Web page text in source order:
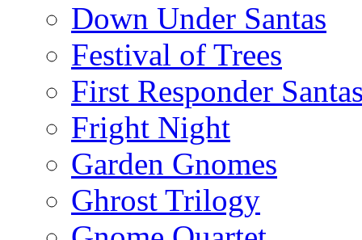
Down Under Santas
Festival of Trees
First Responder
Fright Night
Garden Gnomes
Ghrost Trilogy